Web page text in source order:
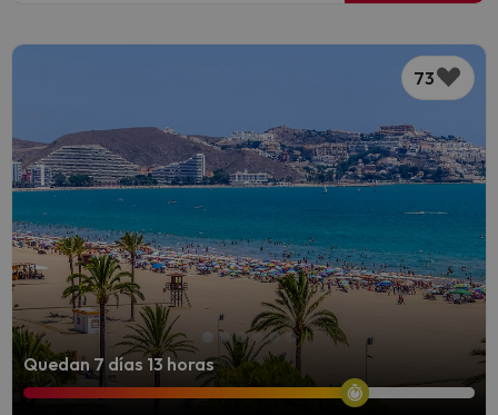
73
Quedan 7 días 13 horas